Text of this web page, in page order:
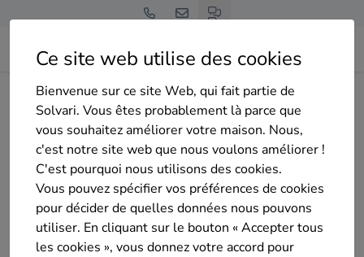
Ce site web utilise des cookies
Bienvenue sur ce site Web, qui fait partie de
Solvari. Vous êtes probablement là parce que
vous souhaitez améliorer votre maison. Nous,
c'est notre site web que nous voulons améliorer !
C'est pourquoi nous utilisons des cookies.
Vous pouvez spécifier vos préférences de cookies
pour décider de quelles données nous pouvons
utiliser. En cliquant sur le bouton « Accepter tous
les cookies », vous donnez votre accord pour
Page d'accueil Aperçu des entreprises WATER SOLUTIONS
WATER SOLUTIONS
Pas encore d'évaluation